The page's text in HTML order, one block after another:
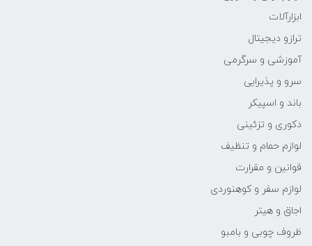
ابزارآلات
ترازو دیجیتال
آموزشی و سرگرمی
سرو و پذیرایی
باند و اسپیکر
دکوری و تزئینی
لوازم حمام و تنظیف
قوانین و مقرارت
لوازم سفر و کوهنوردی
اجاق و هیتر
ظروف چوبی و بامبو